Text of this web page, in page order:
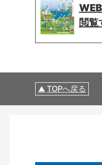
閲覧
TOPへ戻る